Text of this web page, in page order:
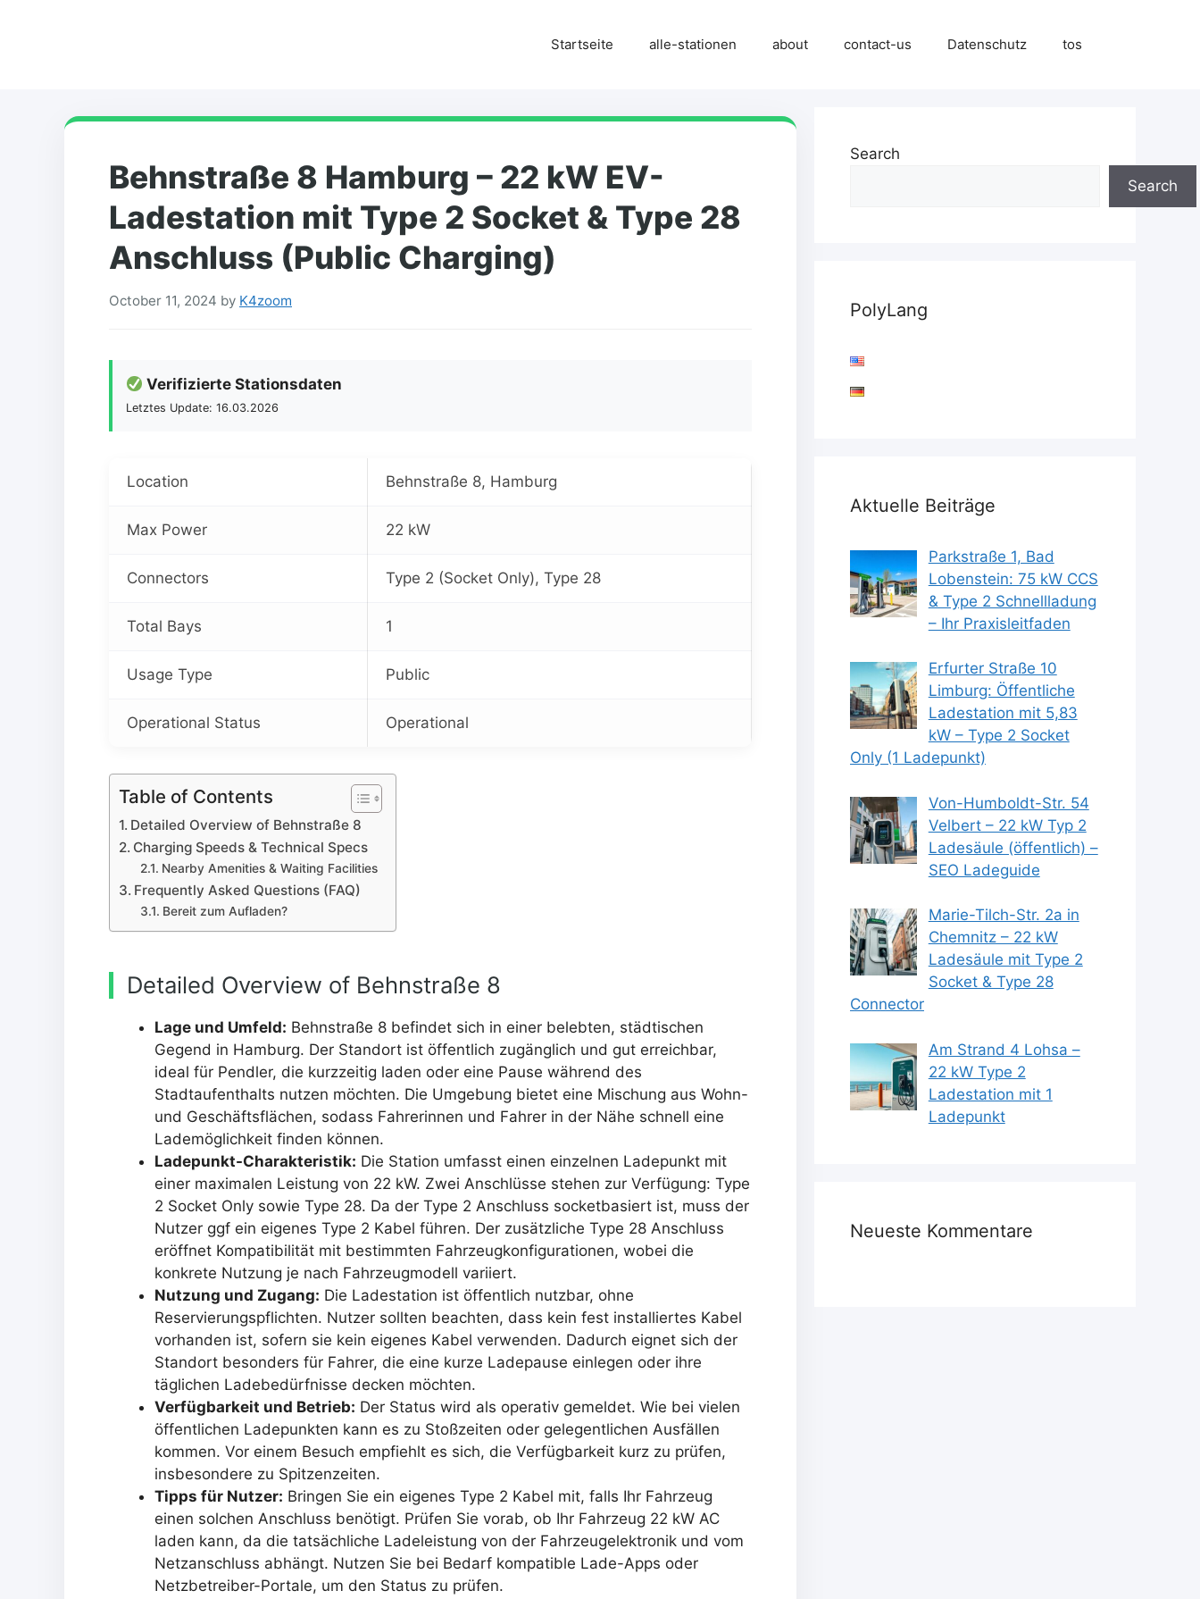
Startseite alle-stationen about contact-us Datenschutz tos
Behnstraße 8 Hamburg – 22 kW EV-
Ladestation mit Type 2 Socket & Type 28
Anschluss (Public Charging)
October 11, 2024 by K4zoom
Verifizierte Stationsdaten
Letztes Update: 16.03.2026
Location Behnstraße 8, Hamburg
Max Power 22 kW
Connectors Type 2 (Socket Only), Type 28
Total Bays 1
Usage Type Public
Operational Status Operational
Table of Contents
Detailed Overview of Behnstraße 8
Charging Speeds & Technical Specs
Nearby Amenities & Waiting Facilities
Frequently Asked Questions (FAQ)
Bereit zum Aufladen?
Detailed Overview of Behnstraße 8
Lage und Umfeld: Behnstraße 8 befindet sich in einer belebten, städtischen
Gegend in Hamburg. Der Standort ist öffentlich zugänglich und gut erreichbar,
ideal für Pendler, die kurzzeitig laden oder eine Pause während des
Stadtaufenthalts nutzen möchten. Die Umgebung bietet eine Mischung aus Wohn-
und Geschäftsflächen, sodass Fahrerinnen und Fahrer in der Nähe schnell eine
Lademöglichkeit finden können.
Ladepunkt-Charakteristik: Die Station umfasst einen einzelnen Ladepunkt mit
einer maximalen Leistung von 22 kW. Zwei Anschlüsse stehen zur Verfügung: Type
2 Socket Only sowie Type 28. Da der Type 2 Anschluss socketbasiert ist, muss der
Nutzer ggf ein eigenes Type 2 Kabel führen. Der zusätzliche Type 28 Anschluss
eröffnet Kompatibilität mit bestimmten Fahrzeugkonfigurationen, wobei die
konkrete Nutzung je nach Fahrzeugmodell variiert.
Nutzung und Zugang: Die Ladestation ist öffentlich nutzbar, ohne
Reservierungspflichten. Nutzer sollten beachten, dass kein fest installiertes Kabel
vorhanden ist, sofern sie kein eigenes Kabel verwenden. Dadurch eignet sich der
Standort besonders für Fahrer, die eine kurze Ladepause einlegen oder ihre
täglichen Ladebedürfnisse decken möchten.
Verfügbarkeit und Betrieb: Der Status wird als operativ gemeldet. Wie bei vielen
öffentlichen Ladepunkten kann es zu Stoßzeiten oder gelegentlichen Ausfällen
kommen. Vor einem Besuch empfiehlt es sich, die Verfügbarkeit kurz zu prüfen,
insbesondere zu Spitzenzeiten.
Tipps für Nutzer: Bringen Sie ein eigenes Type 2 Kabel mit, falls Ihr Fahrzeug
einen solchen Anschluss benötigt. Prüfen Sie vorab, ob Ihr Fahrzeug 22 kW AC
laden kann, da die tatsächliche Ladeleistung von der Fahrzeugelektronik und vom
Netzanschluss abhängt. Nutzen Sie bei Bedarf kompatible Lade-Apps oder
Netzbetreiber-Portale, um den Status zu prüfen.
Search
Search
PolyLang
Aktuelle Beiträge
Parkstraße 1, Bad
Lobenstein: 75 kW CCS
& Type 2 Schnellladung
– Ihr Praxisleitfaden
Erfurter Straße 10
Limburg: Öffentliche
Ladestation mit 5,83
kW – Type 2 Socket
Only (1 Ladepunkt)
Von-Humboldt-Str. 54
Velbert – 22 kW Typ 2
Ladesäule (öffentlich) –
SEO Ladeguide
Marie-Tilch-Str. 2a in
Chemnitz – 22 kW
Ladesäule mit Type 2
Socket & Type 28
Connector
Am Strand 4 Lohsa –
22 kW Type 2
Ladestation mit 1
Ladepunkt
Neueste Kommentare